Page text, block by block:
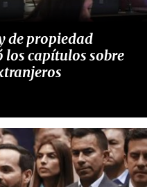
de propiedad
capítulos sobre